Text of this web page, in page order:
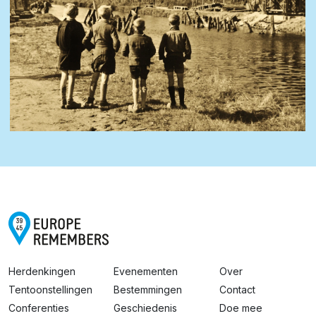
Herdenkingen
Tentoonstellingen
Conferenties
Evenementen
Bestemmingen
Geschiedenis
Over
Contact
Doe mee